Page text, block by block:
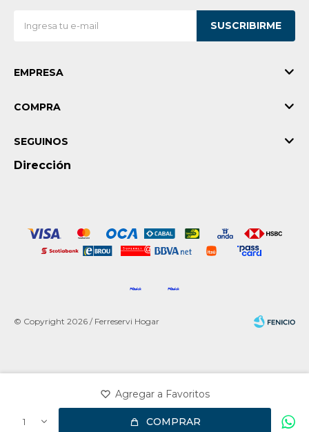
1 COMPRAR
SUSCRIBIRME
EMPRESA
COMPRA
Dirección
SEGUINOS
© Copyright 2026 / Ferreservi Hogar
Fenicio